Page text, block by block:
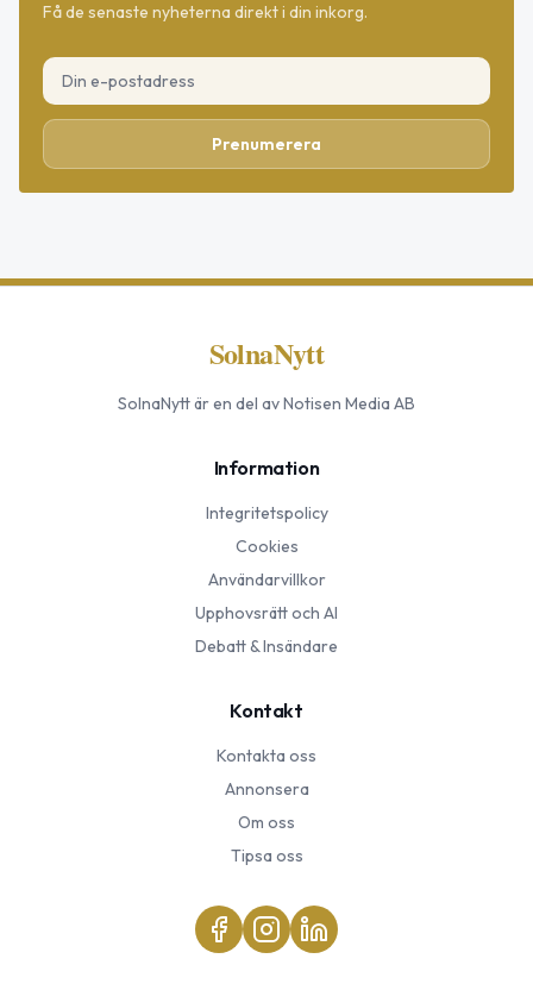
Få de senaste nyheterna direkt i din inkorg.
Prenumerera
SolnaNytt
SolnaNyttär en del av Notisen Media AB
Information
Integritetspolicy
Cookies
Användarvillkor
Upphovsrätt och AI
Debatt & Insändare
Kontakt
Kontakta oss
Annonsera
Om oss
Tipsa oss